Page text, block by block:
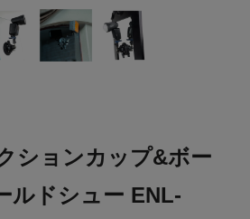
ションカップ&ボー
ルドシュー ENL-